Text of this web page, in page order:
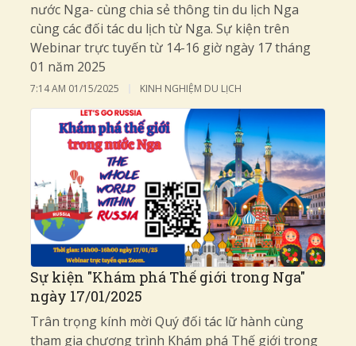
nước Nga- cùng chia sẻ thông tin du lịch Nga
cùng các đối tác du lịch từ Nga. Sự kiện trên
Webinar trực tuyến từ 14-16 giờ ngày 17 tháng
01 năm 2025
7:14 AM 01/15/2025 KINH NGHIỆM DU LỊCH
Sự kiện "Khám phá Thế giới trong Nga"
ngày 17/01/2025
Trân trọng kính mời Quý đối tác lữ hành cùng
tham gia chương trình Khám phá Thế giới trong